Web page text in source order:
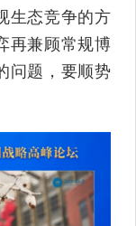
生态竞争的方
再兼顾常规博
问题，要顺势